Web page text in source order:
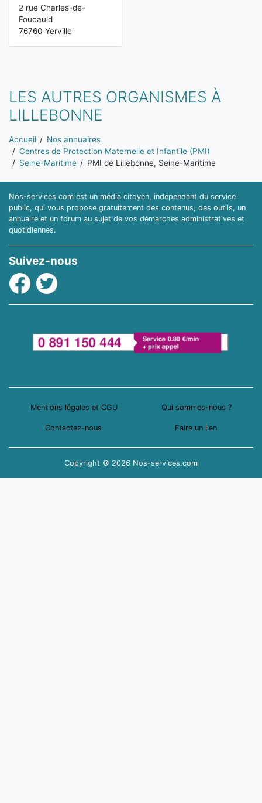
2 rue Charles-de-
Foucauld
76760 Yerville
LES AUTRES ORGANISMES À
LILLEBONNE
Vous êtes ici:
Accueil
Nos annuaires
Centres de Protection Maternelle et Infantile (PMI)
Seine-Maritime
PMI de Lillebonne, Seine-Maritime
Nos-services.com est un média citoyen, indépendant du service
public, qui vous propose gratuitement des contenus, des outils, un
annuaire et un forum au sujet de vos démarches administratives et
quotidiennes.
Suivez-nous
Facebook
Twitter
Mentions légales et CGU Qui sommes-nous ?
Contactez-nous Faire un lien
Copyright © 2026 Nos-services.com